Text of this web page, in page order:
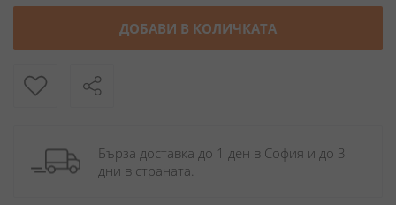
ДОБАВИ В КОЛИЧКАТА
Бърза доставка до 1 ден в София и до 3
дни в страната.